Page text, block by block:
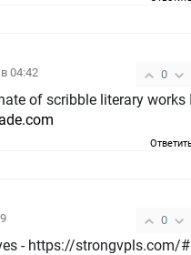
0
04:42
of scribble literary works
0
- https://strongvpls.com/#